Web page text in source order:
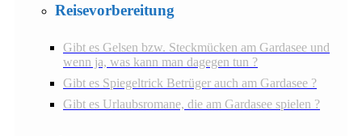
Reisevorbereitung
Gibt es Gelsen bzw. Steckmücken am Gardasee und
wenn ja, was kann man dagegen tun ?
Gibt es Spiegeltrick Betrüger auch am Gardasee ?
Gibt es Urlaubsromane, die am Gardasee spielen ?